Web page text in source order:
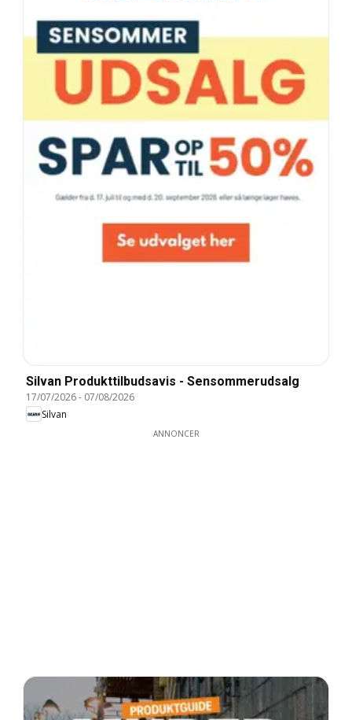
Silvan Produkttilbudsavis - Sensommerudsalg
17/07/2026- 07/08/2026
Silvan
ANNONCER